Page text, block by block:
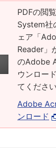
PDFの閲
System社
ェア「
Reader」
のAdobe
ウンロー
てください
Adobe
ンロード